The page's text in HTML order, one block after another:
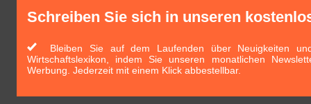
Schreiben Sie sich in unseren
Bleiben Sie auf dem Laufenden über Neuigkeiten
Wirtschaftslexikon, indem Sie unseren monatlichen
Werbung. Jederzeit mit einem Klick abbestellbar.